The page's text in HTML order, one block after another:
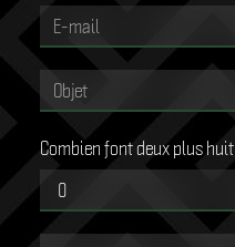
Combien font deux plus huit